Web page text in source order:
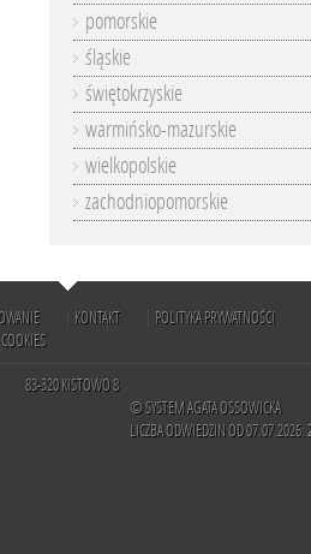
pomorskie
śląskie
świętokrzyskie
warmińsko-mazurskie
wielkopolskie
zachodniopomorskie
KONTAKT
POLITYKA PRYWATNOŚCI
83-320 KISTOWO 8
© SYSTEM AGATA OSSOWICKA
LICZBA ODWIEDZIN OD 07.07.2026: